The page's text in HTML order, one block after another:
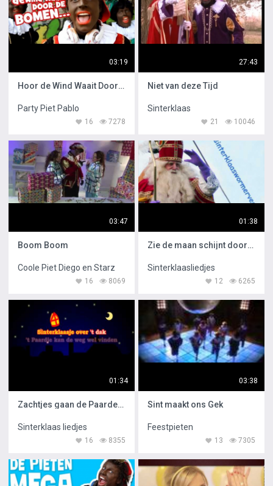
03:19
Hoor de Wind Waait Door de Bomen
Party Piet Pablo
7278
16
27:43
Niet van deze Tijd
Sinterklaas
10046
21
03:47
Boom Boom
Coole Piet Diego en Starz
8069
16
01:38
Zie de maan schijnt door de bomen
Sinterklaasliedjes
6265
12
01:34
Zachtjes gaan de Paardenvoetjes
Sinterklaas liedjes
8355
16
03:38
Sint maakt ons Gek
Feestpieten
7305
13